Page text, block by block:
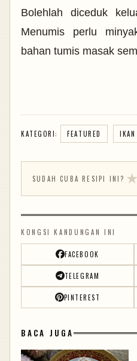
Bolehlah diceduk
Menumis perlu
bahan tumis masak
KATEGORI: FEATURED IKAN
SUDAH CUBA RESIPI INI? ★
KONGSI KANDUNGAN INI
FACEBOOK
TELEGRAM
PINTEREST
BACA JUGA